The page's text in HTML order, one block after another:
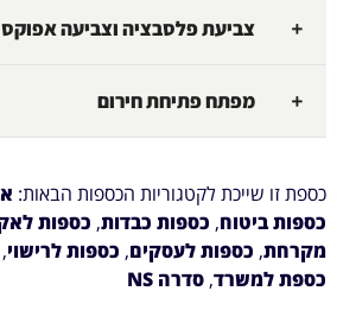
צביעת פלסבציה וצביעה
מפתח פתיחת חירום
כספת זו שייכת לקטגוריות הכספות הבאות:
כספות ביטוח, כספות כבדות, כספות
מקרחת, כספות לעסקים, כספות לרישוי,
כספת למשרד, סדרה NS